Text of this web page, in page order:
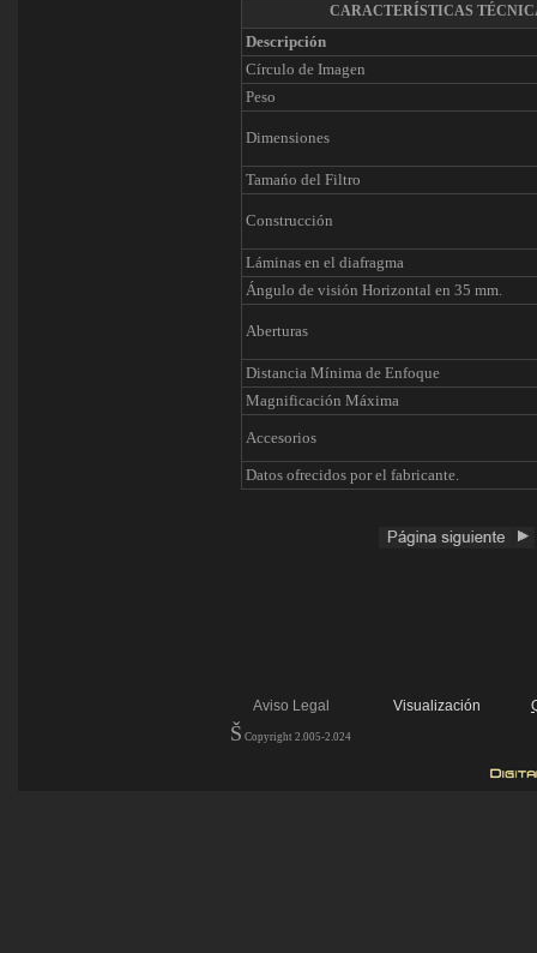
CARACTERÍSTICAS
Descripción
Círculo de Imagen
Peso
Dimensiones
Tamańo del Filtro
Construcción
Láminas en el diafragma
Ángulo de visión Horizontal en 35 mm.
Aberturas
Distancia Mínima de Enfoque
Magnificación Máxima
Accesorios
Datos ofrecidos por el fabricante.